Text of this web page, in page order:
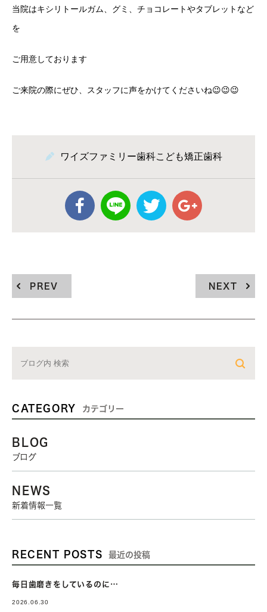
当院はキシリトールガム、グミ、チョコレートやタブレットなど
を
ご用意しております
ご来院の際にぜひ、スタッフに声をかけてくださいね😉😉😉
ワイズファミリー歯科こども矯正歯科
PREV NEXT
CATEGORY カテゴリー
BLOG
ブログ
NEWS
新着情報一覧
RECENT POSTS 最近の投稿
毎日歯磨きをしているのに…
2026.06.30